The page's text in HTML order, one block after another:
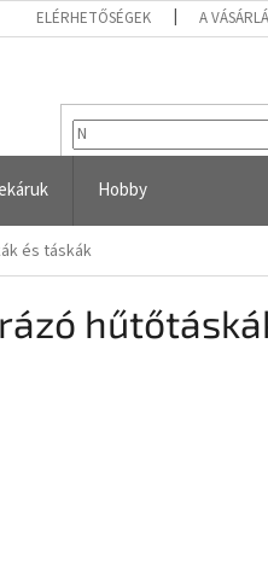
ELÉRHETŐSÉGEK A
Hobby
és táskák